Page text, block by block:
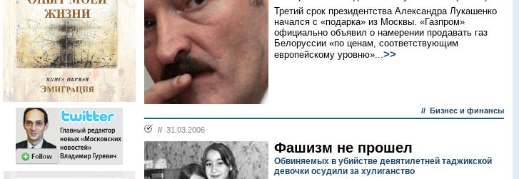
Третий срок президентства Александра Лукашенко
начался с «подарка» из Москвы. «Газпром»
официально объявил о намерении продавать газ
Белоруссии «по ценам, соответствующим
европейскому уровню»...>>
// Бизнес и финансы
// 31.03.2006
Фашизм не прошел
Обвиняемых в убийстве девятилетней таджикской
девочки осудили за хулиганство